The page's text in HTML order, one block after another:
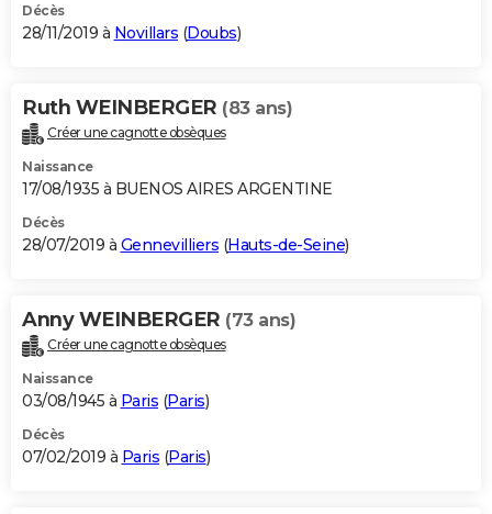
Décès
28/11/2019 à Novillars (Doubs)
Ruth WEINBERGER (83 ans)
Créer une cagnotte obsèques
Naissance
17/08/1935 à BUENOS AIRES ARGENTINE
Décès
28/07/2019 à Gennevilliers (Hauts-de-Seine)
Anny WEINBERGER (73 ans)
Créer une cagnotte obsèques
Naissance
03/08/1945 à Paris (Paris)
Décès
07/02/2019 à Paris (Paris)